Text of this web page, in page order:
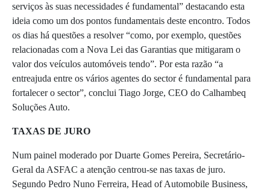
serviços às suas necessidades é fundamental” destacando esta
ideia como um dos pontos fundamentais deste encontro. Todos
os dias há questões a resolver “como, por exemplo, questões
relacionadas com a Nova Lei das Garantias que mitigaram o
valor dos veículos automóveis tendo”. Por esta razão “a
entreajuda entre os vários agentes do sector é fundamental para
fortalecer o sector”, conclui Tiago Jorge, CEO do Calhambeq
Soluções Auto.
TAXAS DE JURO
Num painel moderado por Duarte Gomes Pereira, Secretário-
Geral da ASFAC a atenção centrou-se nas taxas de juro.
Segundo Pedro Nuno Ferreira, Head of Automobile Business,